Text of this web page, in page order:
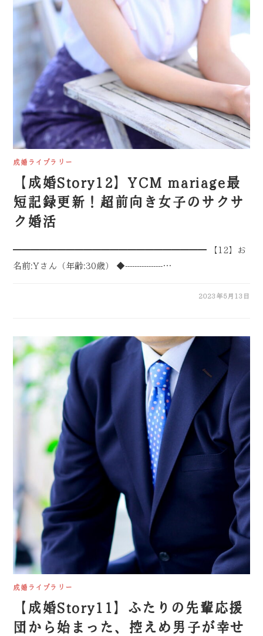
成婚ライブラリー
【成婚Story12】YCM mariage最
短記録更新！超前向き女子のサクサ
ク婚活
━━━━━━━━━━━━━━━━━━━━━━ 【12】お
名前:Yさん（年齢:30歳） ◆----------------…
2023年5月13日
成婚ライブラリー
【成婚Story11】ふたりの先輩応援
団から始まった、控えめ男子が幸せ